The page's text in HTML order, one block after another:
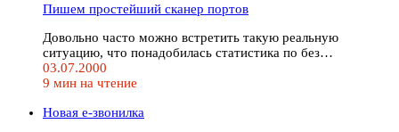
Пишем простейший сканер портов
Довольно часто можно встретить такую реальную
ситуацию, что понадобилась статистика по без…
03.07.2000
9 мин на чтение
Новая е-звонилка